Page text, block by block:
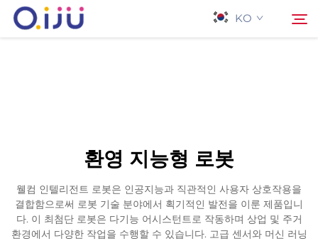
KO
응용 프로그램
환영 지능형 로봇
웰컴 인텔리전트 로봇은 인공지능과 직관적인 사용자 상호작용을
결합함으로써 로봇 기술 분야에서 획기적인 발전을 이룬 제품입니
다. 이 최첨단 로봇은 다기능 어시스턴트로 작동하며 상업 및 주거
환경에서 다양한 작업을 수행할 수 있습니다. 고급 센서와 머신 러닝